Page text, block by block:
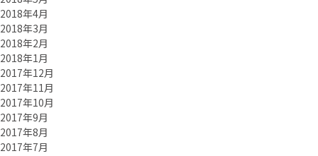
2018年4月
2018年3月
2018年2月
2018年1月
2017年12月
2017年11月
2017年10月
2017年9月
2017年8月
2017年7月